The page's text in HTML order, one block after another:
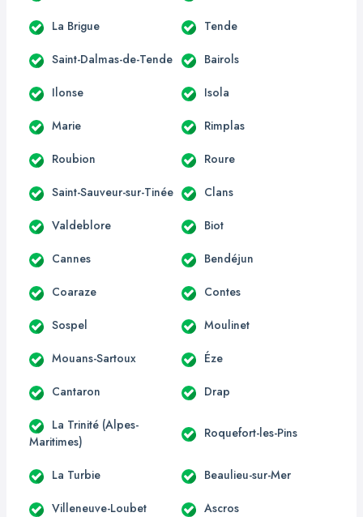
La Brigue Tende
Saint-Dalmas-de-Tende Bairols
Ilonse Isola
Marie Rimplas
Roubion Roure
Saint-Sauveur-sur-Tinée Clans
Valdeblore Biot
Cannes Bendéjun
Coaraze Contes
Sospel Moulinet
Mouans-Sartoux Éze
Cantaron Drap
La Trinité (Alpes-
Maritimes)
Roquefort-les-Pins
La Turbie Beaulieu-sur-Mer
Villeneuve-Loubet Ascros